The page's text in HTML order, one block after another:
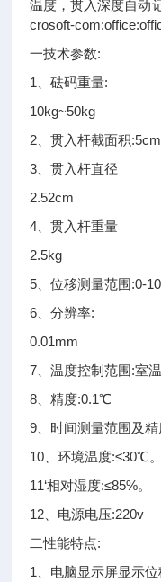
温度，贯入深度自动
crosoft-
一技术参数:
1、砝码重量:
10kg~50kg
2、贯入杆截面积:5cm
3、贯入杆直径
2.52cm
4、贯入杆重量
2.5kg
5、位移测量范围:0-
6、分辨率:
0.01mm
7、温度控制范围:室
8、精度:0.1℃
9、时间测量范围及精
10、环境温度:≤30℃。
11‘相对湿度:≤85%。
12、电源电压:220v
二性能特点:
1、电脑显示屏显示位